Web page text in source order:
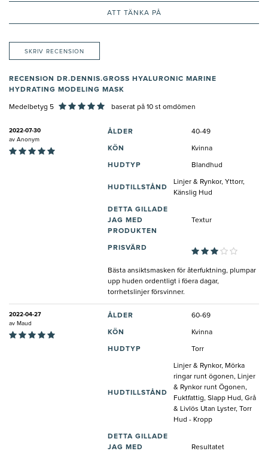
ATT TÄNKA PÅ
SKRIV RECENSION
RECENSION DR.DENNIS.GROSS HYALURONIC MARINE
HYDRATING MODELING MASK
Medelbetyg 5 baserat på 10 st omdömen
2022-07-30
av Anonym
ÅLDER 40-49
KÖN Kvinna
HUDTYP Blandhud
HUDTILLSTÅND
Linjer & Rynkor, Yttorr,
Känslig Hud
DETTA GILLADE
JAG MED
PRODUKTEN
Textur
PRISVÄRD
Bästa ansiktsmasken för återfuktning, plumpar
upp huden ordentligt i föera dagar,
torrhetslinjer försvinner.
2022-04-27
av Maud
ÅLDER 60-69
KÖN Kvinna
HUDTYP Torr
HUDTILLSTÅND
Linjer & Rynkor, Mörka
ringar runt ögonen, Linjer
& Rynkor runt Ögonen,
Fuktfattig, Slapp Hud, Grå
& Livlös Utan Lyster, Torr
Hud - Kropp
DETTA GILLADE
JAG MED
Resultatet